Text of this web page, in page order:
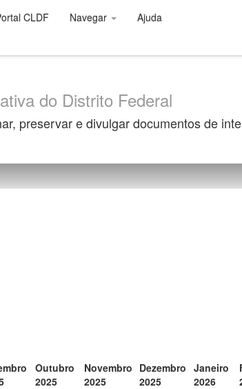
CLDF Navegar Ajuda
do Distrito Federal
preservar e divulgar documentos de
Outubro
2025
Novembro
2025
Dezembro
2025
Janeiro
2026